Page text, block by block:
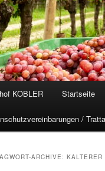
KOBLER Startseite
/
ARCHIVE: KALTERER